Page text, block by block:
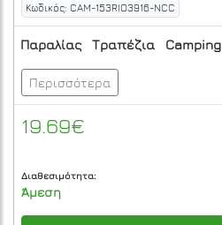
Κωδικός: CAM-153RIO3916-NCC
Παραλίας Τραπέζια Camping
Περισσότερα
19.69€
Διαθεσιμότητα:
Άμεση